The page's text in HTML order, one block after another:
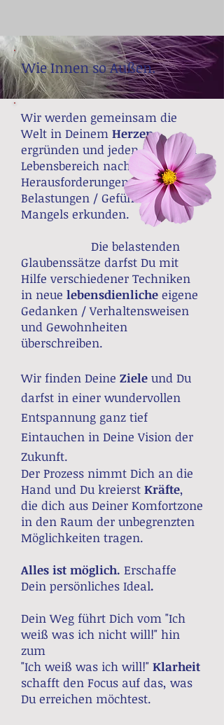
Wie Innen so Außen.
Wir werden gemeinsam die
Welt in Deinem Herzen
ergründen und jeden einzelnen
Lebensbereich nach
Herausforderungen /
Belastungen / Gefühlen des
Mangels erkunden.
Die belastenden
Glaubenssätze darfst Du mit
Hilfe verschiedener Techniken
in neue lebensdienliche eigene
Gedanken / Verhaltensweisen
und Gewohnheiten
überschreiben.
Wir finden Deine Ziele und Du
darfst in einer wundervollen
Entspannung ganz tief
Eintauchen in Deine Vision der
Zukunft.
Der Prozess nimmt Dich an die
Hand und Du kreierst Kräfte,
die dich aus Deiner Komfortzone
in den Raum der unbegrenzten
Möglichkeiten tragen.
Alles ist möglich. Erschaffe
Dein persönliches Ideal.
Dein Weg führt Dich vom "Ich
weiß was ich nicht will!" hin
zum
"Ich weiß was ich will!" Klarheit
schafft den Focus auf das, was
Du erreichen möchtest.